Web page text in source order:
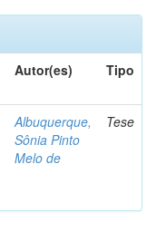
Autor(es) Tipo
Albuquerque,
Sônia Pinto
Melo de
Tese